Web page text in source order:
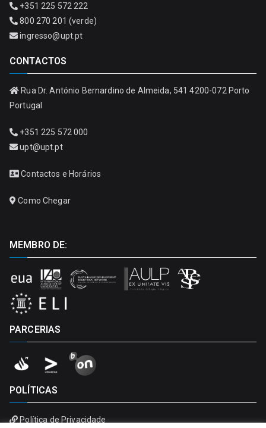
+351 225 572 222
800 270 201 (verde)
ingresso@upt.pt
CONTACTOS
Rua Dr. António Bernardino de Almeida, 541 4200-072 Porto
Portugal
+351 225 572 000
upt@upt.pt
Contactos e Horários
Como Chegar
MEMBRO DE:
PARCERIAS
POLÍTICAS
Política de Privacidade